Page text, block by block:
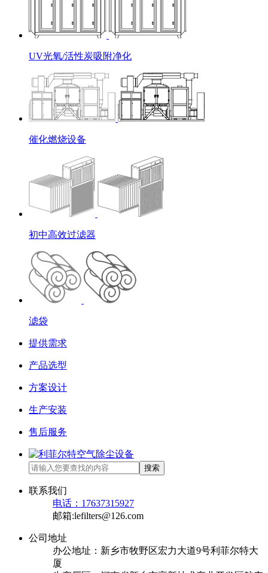
UV光氧/活性炭吸附净化
催化燃烧设备
初中高效过滤器
滤袋
提供需求
产品选型
方案设计
生产安装
售后服务
搜索
联系我们
电话：17637315927
邮箱:lefilters@126.com
公司地址
办公地址：新乡市牧野区宏力大道9号利菲尔特大
厦